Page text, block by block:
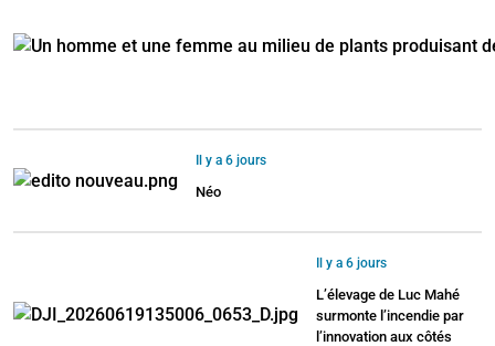
Il y a 6 jours
Néo
Il y a 6 jours
L’élevage de Luc Mahé
surmonte l’incendie par
l’innovation aux côtés